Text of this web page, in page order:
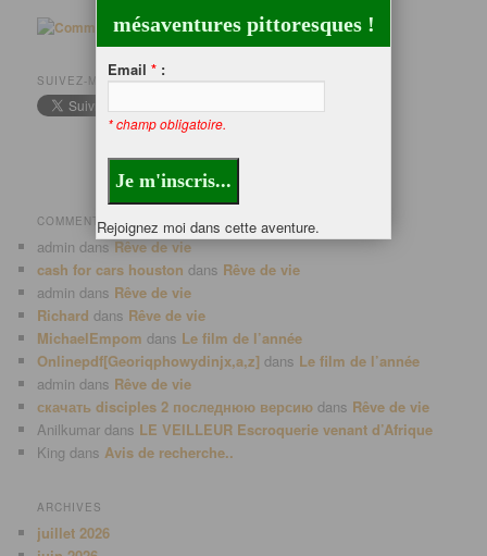
SUIVEZ-MOI SUR…
COMMENTAIRES RÉCENTS
admin dans Rêve de vie
cash for cars houston dans Rêve de vie
admin dans Rêve de vie
Richard dans Rêve de vie
MichaelEmpom dans Le film de l’année
Onlinepdf[Georiqphowydinjx,a,z] dans Le film de l’année
admin dans Rêve de vie
скачать disciples 2 последнюю версию dans Rêve de vie
Anilkumar dans LE VEILLEUR Escroquerie venant d’Afrique
King dansAvis de recherche..
ARCHIVES
juillet 2026
mésaventures pittoresques !
Email * :
* champ obligatoire.
Rejoignez moi dans cette aventure.